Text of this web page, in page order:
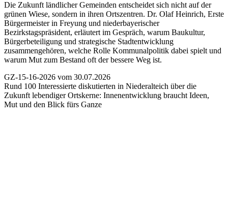
Die Zukunft ländlicher Gemeinden entscheidet sich nicht auf der
grünen Wiese, sondern in ihren Ortszentren. Dr. Olaf Heinrich, Erste
Bürgermeister in Freyung und niederbayerischer
Bezirkstagspräsident, erläutert im Gespräch, warum Baukultur,
Bürgerbeteiligung und strategische Stadtentwicklung
zusammengehören, welche Rolle Kommunalpolitik dabei spielt und
warum Mut zum Bestand oft der bessere Weg ist.
GZ-15-16-2026 vom 30.07.2026
Rund 100 Interessierte diskutierten in Niederalteich über die
Zukunft lebendiger Ortskerne: Innenentwicklung braucht Ideen,
Mut und den Blick fürs Ganze